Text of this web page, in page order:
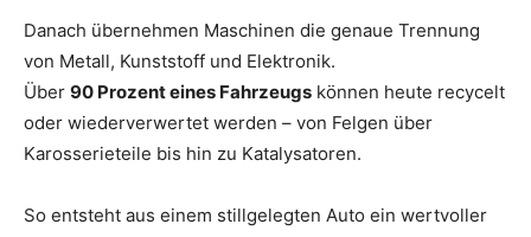
Danach übernehmen Maschinen die genaue Trennung
von Metall, Kunststoff und Elektronik.
Über 90 Prozent eines Fahrzeugs können heute recycelt
oder wiederverwertet werden – von Felgen über
Karosserieteile bis hin zu Katalysatoren.
So entsteht aus einem stillgelegten Auto ein wertvoller